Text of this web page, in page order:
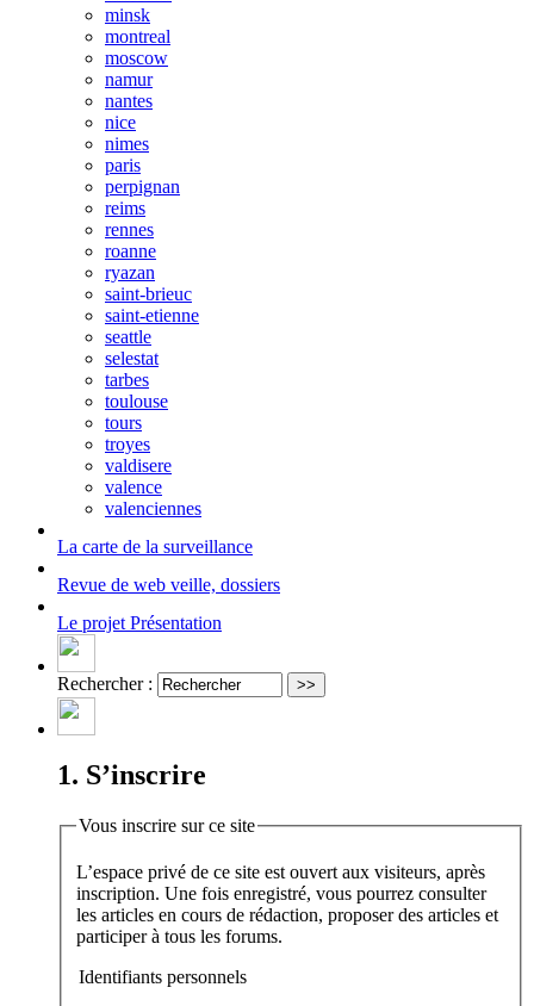
minsk
montreal
moscow
namur
nantes
nice
nimes
paris
perpignan
reims
rennes
roanne
ryazan
saint-brieuc
saint-etienne
seattle
selestat
tarbes
toulouse
tours
troyes
valdisere
valence
valenciennes
La carte de la surveillance
Revue de web veille, dossiers
Le projet Présentation
Rechercher :
1. S’inscrire
Vous inscrire sur ce site
L’espace privé de ce site est ouvert aux visiteurs, après
inscription. Une fois enregistré, vous pourrez consulter
les articles en cours de rédaction, proposer des articles et
participer à tous les forums.
Identifiants personnels